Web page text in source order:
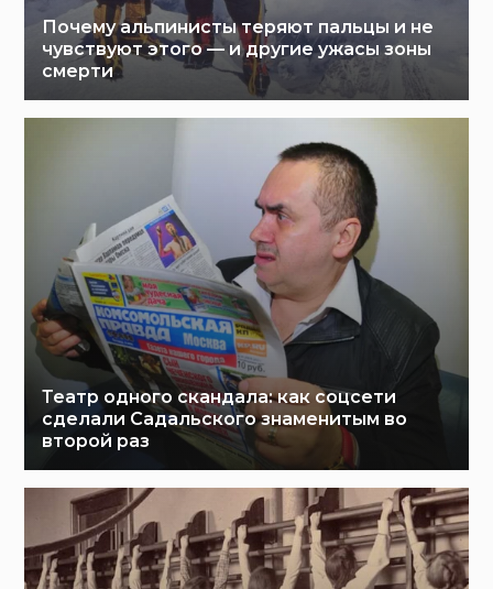
Почему альпинисты теряют пальцы и не
чувствуют этого — и другие ужасы зоны
смерти
Театр одного скандала: как соцсети
сделали Садальского знаменитым во
второй раз